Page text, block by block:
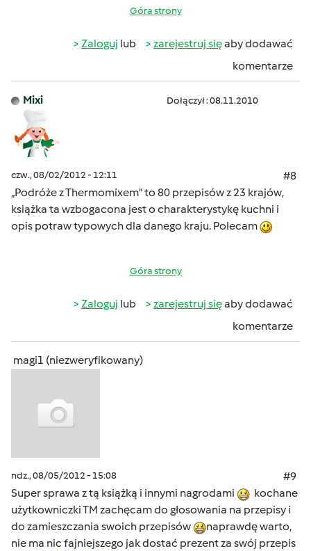
Góra strony
Zaloguj lub zarejestruj sięaby dodawać
komentarze
Mixi Dołączył : 08.11.2010
czw., 08/02/2012 - 12:11
#8
„Podróże z Thermomixem” to 80 przepisów z 23 krajów,
książka ta wzbogacona jest o charakterystykę kuchni i
opis potraw typowych dla danego kraju. Polecam
Góra strony
Zaloguj lub zarejestruj sięaby dodawać
komentarze
magi1 (niezweryfikowany)
ndz., 08/05/2012 - 15:08
#9
Super sprawa z tą książką i innymi nagrodami
kochane
użytkowniczki TM zachęcam do głosowania na przepisy i
do zamieszczania swoich przepisów
naprawdę warto,
nie ma nic fajniejszego jak dostać prezent za swój przepis